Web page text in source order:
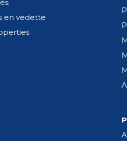
Informations
plage aux eaux
traditionnelles
mais aussi un
facile à tous les services
et un style de vie
en vedette